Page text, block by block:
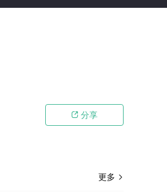
 分享
更多 